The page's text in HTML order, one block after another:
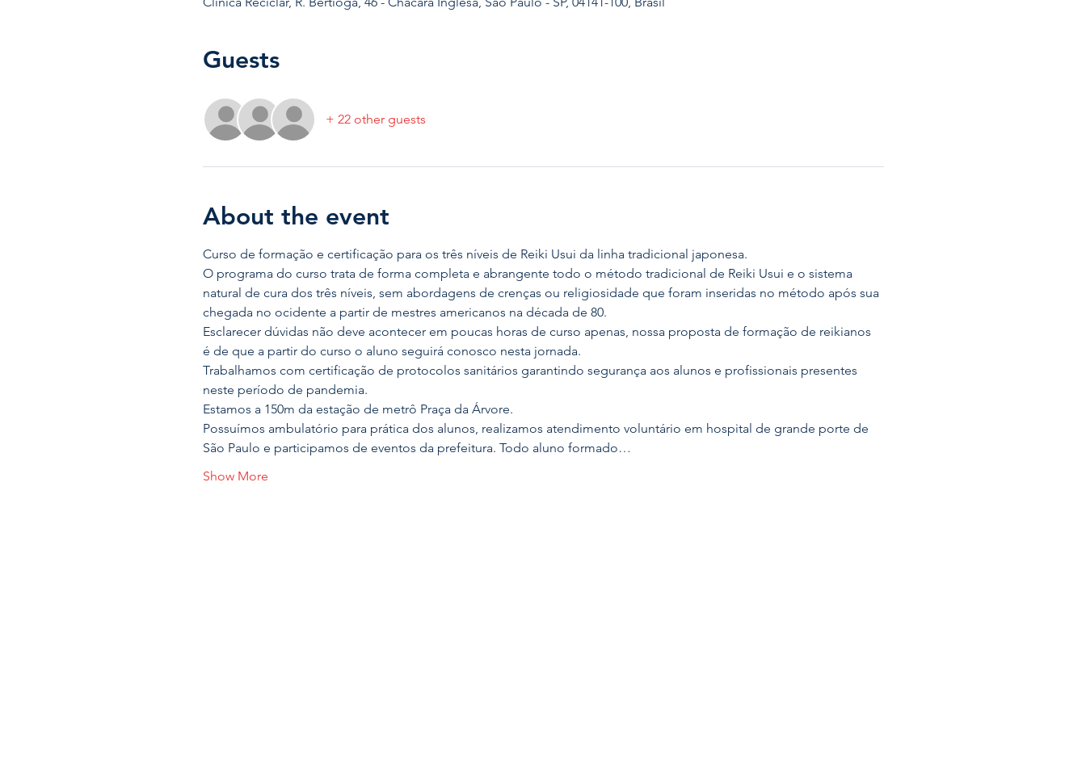
Guests
+ 22 other guests
About the event
Curso de formação e certificação para os três níveis de Reiki Usui da linha tradicional japonesa.
O programa do curso trata de forma completa e abrangente todo o método tradicional de Reiki Usui e o sistema
natural de cura dos três níveis, sem abordagens de crenças ou religiosidade que foram inseridas no método após sua
chegada no ocidente a partir de mestres americanos na década de 80.
Esclarecer dúvidas não deve acontecer em poucas horas de curso apenas, nossa proposta de formação de reikianos
é de que a partir do curso o aluno seguirá conosco nesta jornada.
Trabalhamos com certificação de protocolos sanitários garantindo segurança aos alunos e profissionais presentes
neste período de pandemia.
Estamos a 150m da estação de metrô Praça da Árvore.
Possuímos ambulatório para prática dos alunos, realizamos atendimento voluntário em hospital de grande porte de
São Paulo e participamos de eventos da prefeitura. Todo aluno formado…
Show More